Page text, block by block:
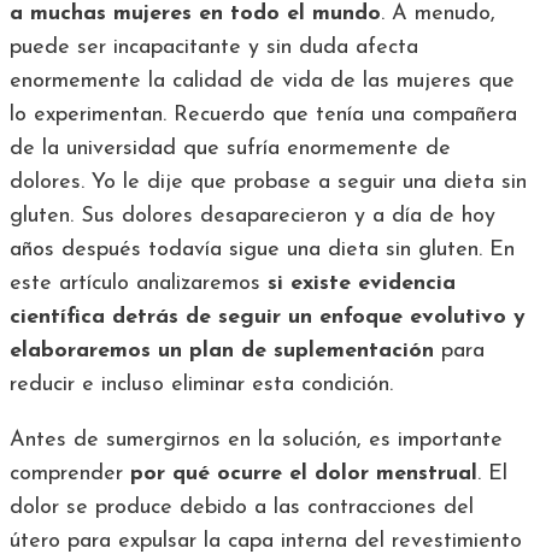
a muchas mujeres en todo el mundo. A menudo,
puede ser incapacitante y sin duda afecta
enormemente la calidad de vida de las mujeres que
lo experimentan. Recuerdo que tenía una compañera
de la universidad que sufría enormemente de
dolores. Yo le dije que probase a seguir una dieta sin
gluten. Sus dolores desaparecieron y a día de hoy
años después todavía sigue una dieta sin gluten. En
este artículo analizaremos si existe evidencia
científica detrás de seguir un enfoque evolutivo y
elaboraremos un plan de suplementación para
reducir e incluso eliminar esta condición.
Antes de sumergirnos en la solución, es importante
comprender por qué ocurre el dolor menstrual. El
dolor se produce debido a las contracciones del
útero para expulsar la capa interna del revestimiento